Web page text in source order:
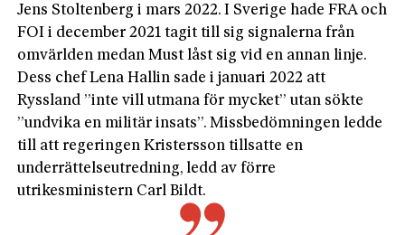
Jens Stoltenberg i mars 2022. I Sverige hade FRA och
FOI i december 2021 tagit till sig signalerna från
omvärlden medan Must låst sig vid en annan linje.
Dess chef Lena Hallin sade i januari 2022 att
Ryssland ”inte vill utmana för mycket” utan sökte
”undvika en militär insats”. Missbedömningen ledde
till att regeringen Kristersson tillsatte en
underrättelseutredning, ledd av förre
utrikesministern Carl Bildt.